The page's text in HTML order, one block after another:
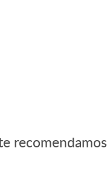
recomendamos